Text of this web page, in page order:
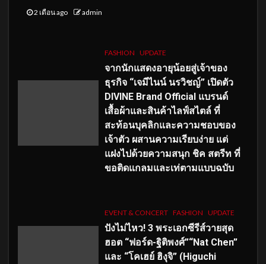
2 เดือน ago admin
FASHION UPDATE
จากนักแสดงอายุน้อยสู่เจ้าของ
ธุรกิจ “เจมีไนน์ นรวิชญ์” เปิดตัว
DIVINE Brand Official แบรนด์
เสื้อผ้าและสินค้าไลฟ์สไตล์ ที่
สะท้อนบุคลิกและความชอบของ
เจ้าตัว ผสานความเรียบง่าย แต่
แฝงไปด้วยความสนุก ชิค สตรีท ที่
ขอติดแกลมและเท่ตามแบบฉบับ
EVENT & CONCERT FASHION UPDATE
ปังไม่ไหว! 3 พระเอกซีรีส์วายสุด
ฮอต “ฟอร์ด-ฐิติพงศ์”“Nat Chen”
และ “โคเฮย์ ฮิงุจิ” (Higuchi